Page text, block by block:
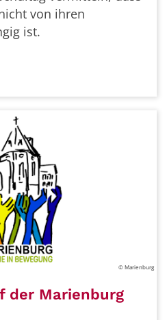
von ihren
ist.
© Marienburg
der Marienburg